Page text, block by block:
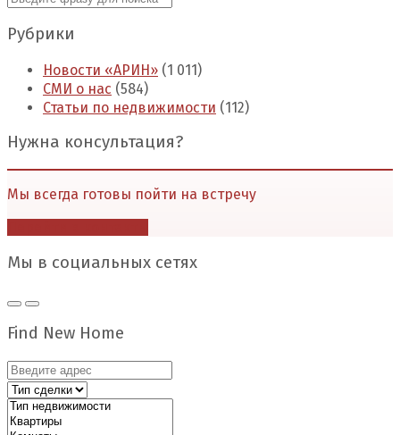
Рубрики
Новости «АРИН» (1 011)
СМИ о нас (584)
Статьи по недвижимости (112)
Нужна консультация?
Мы всегда готовы пойти на встречу
Мы в социальных сетях
Find New Home